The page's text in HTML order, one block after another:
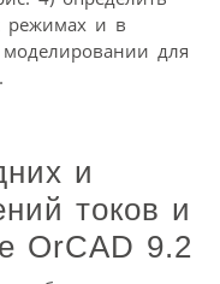
режимах и в
для
и
токов и
OrCAD 9.2